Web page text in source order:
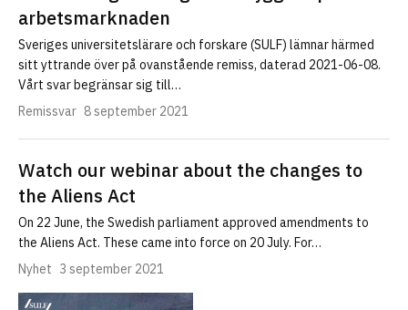
arbetsmarknaden
Sveriges universitetslärare och forskare (SULF) lämnar härmed
sitt yttrande över på ovanstående remiss, daterad 2021-06-08.
Vårt svar begränsar sig till…
Remissvar 8 september 2021
Watch our webinar about the changes to
the Aliens Act
On 22 June, the Swedish parliament approved amendments to
the Aliens Act. These came into force on 20 July. For…
Nyhet 3 september 2021